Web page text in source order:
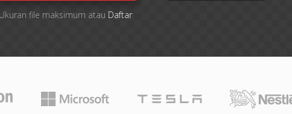
file maksimum atau Daftar